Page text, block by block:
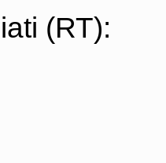
(RT):